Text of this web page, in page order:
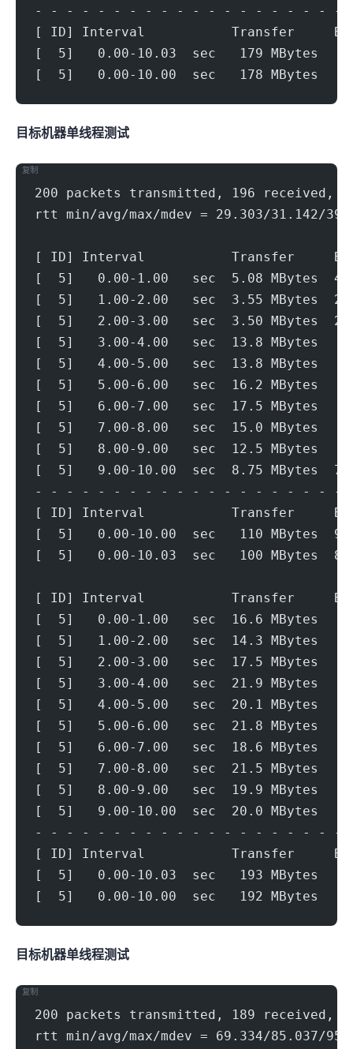
- - - - - - - - - - - - - - - - - - - -
[ ID] Interval           Transfer
[  5]   0.00-10.03  sec   179 MBytes
[  5]   0.00-10.00  sec   178 MBytes
目标机器 IPERF3单线程测试
200 packets transmitted, 196 received,
rtt min/avg/max/mdev = 29.303/31.142/
[ ID] Interval           Transfer
[  5]   0.00-1.00   sec  5.08 MBytes
[  5]   1.00-2.00   sec  3.55
[  5]   2.00-3.00   sec  3.50 MBytes
[  5]   3.00-4.00   sec  13.8 MBytes
[  5]   4.00-5.00   sec  13.8 MBytes
[  5]   5.00-6.00   sec  16.2 MBytes
[  5]   6.00-7.00   sec  17.5 MBytes
[  5]   7.00-8.00   sec  15.0 MBytes
[  5]   8.00-9.00   sec  12.5 MBytes
[  5]   9.00-10.00  sec  8.75
- - - - - - - - - - - - - - - - - - - -
[ ID] Interval           Transfer
[  5]   0.00-10.00  sec   110 MBytes
[  5]   0.00-10.03  sec   100 MBytes
[ ID] Interval           Transfer
[  5]   0.00-1.00   sec  16.6
[  5]   1.00-2.00   sec  14.3
[  5]   2.00-3.00   sec  17.5
[  5]   3.00-4.00   sec  21.9
[  5]   4.00-5.00   sec  20.1
[  5]   5.00-6.00   sec  21.8
[  5]   6.00-7.00   sec  18.6
[  5]   7.00-8.00   sec  21.5
[  5]   8.00-9.00   sec  19.9
[  5]   9.00-10.00  sec  20.0
- - - - - - - - - - - - - - - - - - - -
[ ID] Interval           Transfer
[  5]   0.00-10.03  sec   193 MBytes
[  5]   0.00-10.00  sec   192 MBytes
复制
目标机器 IPERF3单线程测试
200 packets transmitted, 189 received,
rtt min/avg/max/mdev = 69.334/85.037/
复制